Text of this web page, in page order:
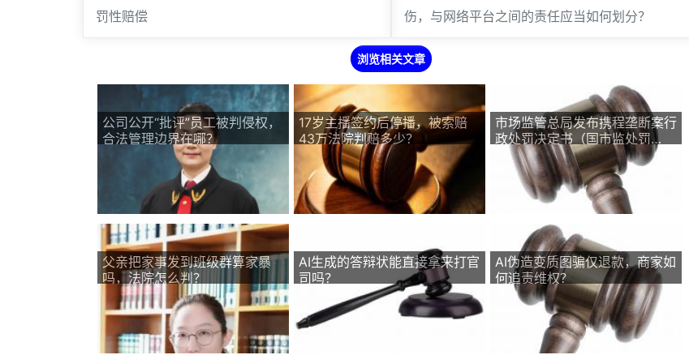
罚性赔偿
伤，与网络平台之间的责任应当如何划分？
浏览相关文章
公司公开“批评”员工被判侵权，
合法管理边界在哪？
17岁主播签约后停播，被索赔
43万法院判赔多少？
市场监管总局发布携程垄断案行
政处罚决定书（国市监处罚
〔2026〕29号）
父亲把家事发到班级群算家暴
吗，法院怎么判？
AI生成的答辩状能直接拿来打官
司吗？
AI伪造变质图骗仅退款，商家如
何追责维权？